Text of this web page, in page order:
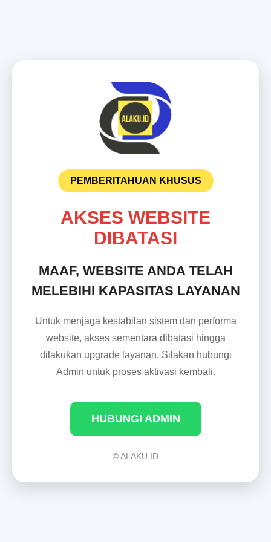
PEMBERITAHUAN KHUSUS
AKSES WEBSITE
DIBATASI
MAAF, WEBSITE ANDA TELAH
MELEBIHI KAPASITAS LAYANAN
Untuk menjaga kestabilan sistem dan performa
website, akses sementara dibatasi hingga
dilakukan upgrade layanan. Silakan hubungi
Admin untuk proses aktivasi kembali.
HUBUNGI ADMIN
© ALAKU.ID